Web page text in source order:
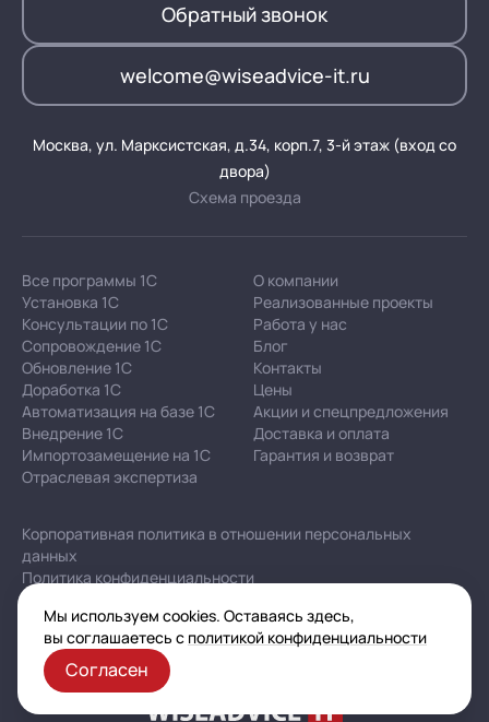
Обратный звонок
welcome@wiseadvice-it.ru
Москва, ул. Марксистская, д.34, корп.7, 3-й этаж (вход со
двора)
Схема проезда
Все программы 1С
Установка 1С
Консультации по 1С
Сопровождение 1С
Обновление 1С
Доработка 1С
Автоматизация на базе 1С
Внедрение 1С
Импортозамещение на 1С
Отраслевая экспертиза
О компании
Реализованные проекты
Работа у нас
Блог
Контакты
Цены
Акции и спецпредложения
Доставка и оплата
Гарантия и возврат
Корпоративная политика в отношении персональных
данных
Политика конфиденциальности
Карта сайта
Мы используем cookies. Оставаясь здесь,
вы соглашаетесь с политикой конфиденциальности
Согласен